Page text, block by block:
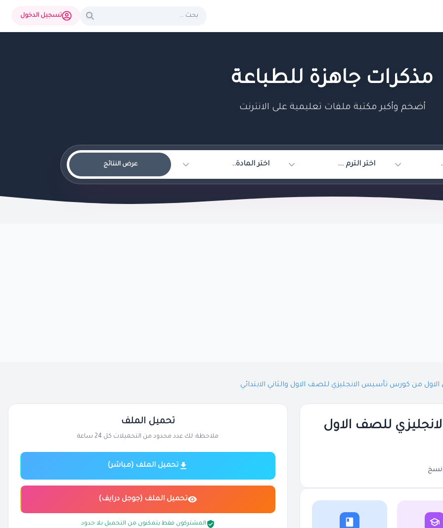
تسجيل الدخول
مذكرات جاهزة للطباعة
أضخم وأكبر مكتبة ملفات تعليمية على الانترنت
عرض النتائج
من كورس تأسيس الانجليزي للصف الاول والثاني الابتدائي
للصف الاول
نسخ
تحميل الملف
ملاحظة: لك عدد محدود من التحميلات كل 24 ساعة
تحميل الملف (مباشر)
تحميل الملف (جوجل درايف)
المشتركون فقط يتمكنون من التحميل بلا حدود